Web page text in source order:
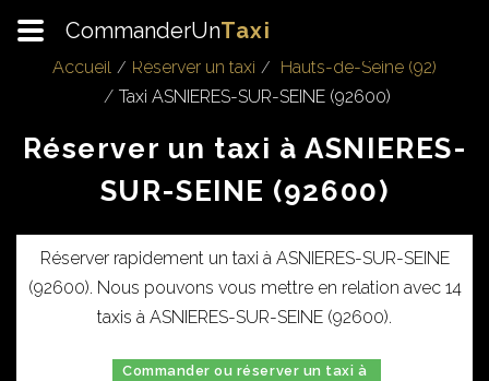
CommanderUnTaxi
Accueil Réserver un taxi
Hauts-de-Seine (92)
Taxi ASNIERES-SUR-SEINE (92600)
Réserver un taxi à ASNIERES-
SUR-SEINE (92600)
Réserver rapidement un taxi à ASNIERES-SUR-SEINE
(92600). Nous pouvons vous mettre en relation avec 14
taxis à ASNIERES-SUR-SEINE (92600).
Commander ou réserver un taxi à